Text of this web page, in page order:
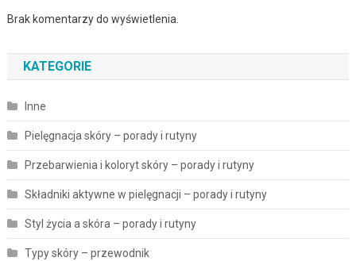
Brak komentarzy do wyświetlenia.
KATEGORIE
Inne
Pielęgnacja skóry – porady i rutyny
Przebarwienia i koloryt skóry – porady i rutyny
Składniki aktywne w pielęgnacji – porady i rutyny
Styl życia a skóra – porady i rutyny
Typy skóry – przewodnik